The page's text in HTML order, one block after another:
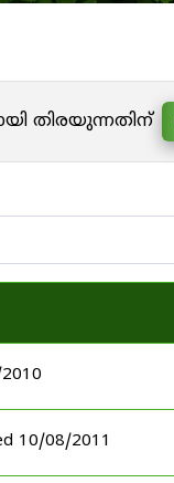
തിരയുന്നതിന്
10/08/2011